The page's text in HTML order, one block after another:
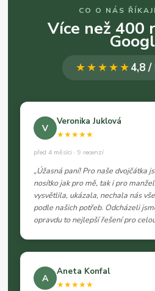
CO O NÁS
Více než 400
★★★★★4,8 /
V
Veronika Juklová
★★★★★
před 4 měsíci · 9 recenzí
„Úžasná paní! Pro naše dvojčátka
nosítko jak pro mě, tak i pro
vysvětlila, ukázala, nechala nás
podle našich potřeb. Odcházeli
opravdu to nejlepší řešení pro
A
Aneta Konfal
★★★★★